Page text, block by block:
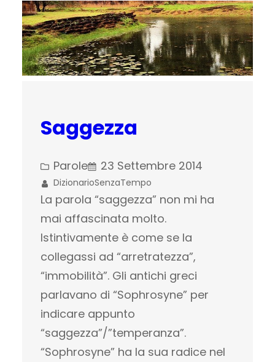
Saggezza
Parole 23 Settembre 2014
DizionarioSenzaTempo
La parola “saggezza” non mi ha
mai affascinata molto.
Istintivamente è come se la
collegassi ad “arretratezza”,
“immobilità”. Gli antichi greci
parlavano di “Sophrosyne” per
indicare appunto
“saggezza”/”temperanza”.
“Sophrosyne” ha la sua radice nel